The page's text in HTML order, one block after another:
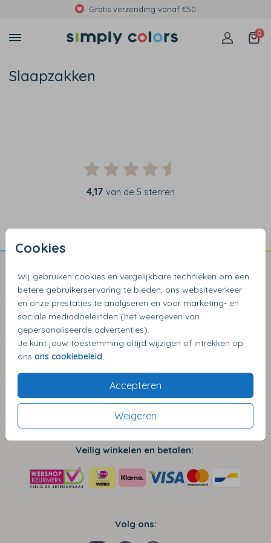
Gratis verzending vanaf €50
0
Cookies
Wij gebruiken cookies en vergelijkbare technieken om een
betere gebruikerservaring te bieden, ons websiteverkeer
en onze prestaties te analyseren en voor marketing- en
sociale mediadoeleinden (het weergeven van
gepersonaliseerde advertenties).
Je kunt jouw toestemming altijd wijzigen of intrekken op
ons ons cookiebeleid.
Accepteren
Weigeren
Slaapzakken
4,17 van de 5 sterren
Blogs & Inspiratie
Zakelijke klanten
Algemene Informatie
Contact
Veilig winkelen en betalen:
Volg ons: